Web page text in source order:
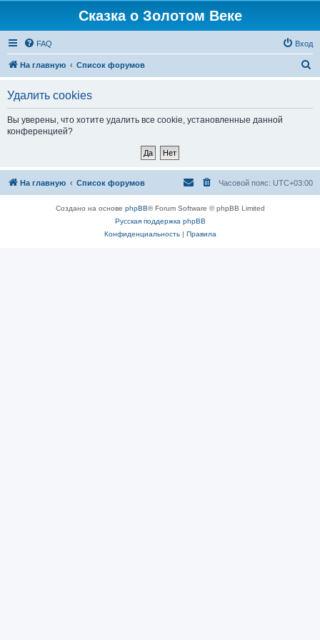
Сказка о Золотом Веке
FAQ Вход
На главную Список форумов
Удалить cookies
Вы уверены, что хотите удалить все cookie, установленные данной
конференцией?
На главную Список форумов Часовой пояс: UTC+03:00
Создано на основе phpBB® Forum Software © phpBB Limited
Русская поддержка phpBB
Конфиденциальность| Правила